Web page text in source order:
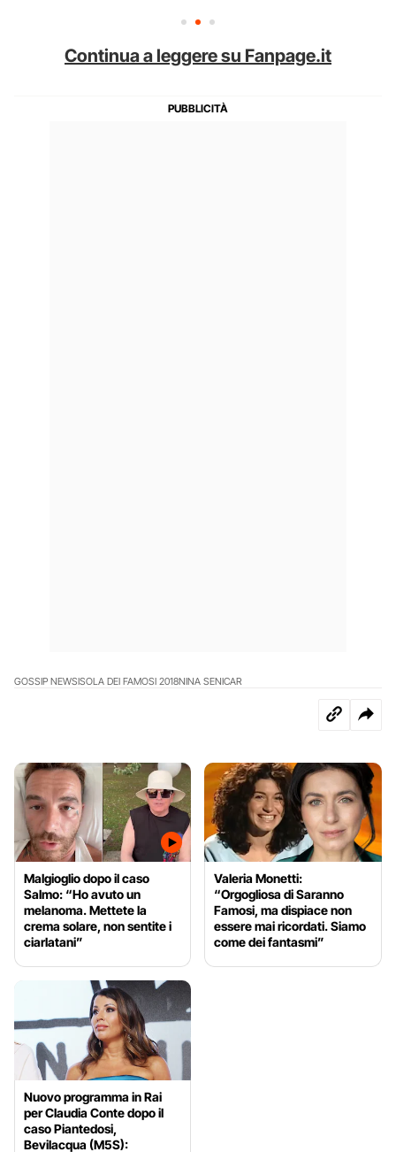
Continua a leggere su Fanpage.it
GOSSIP NEWSISOLA DEI FAMOSI 2018NINA SENICAR
Malgioglio dopo il caso
Salmo: “Ho avuto un
melanoma. Mettete la
crema solare, non sentite i
ciarlatani”
Valeria Monetti:
“Orgogliosa di Saranno
Famosi, ma dispiace non
essere mai ricordati. Siamo
come dei fantasmi”
Nuovo programma in Rai
per Claudia Conte dopo il
caso Piantedosi,
Bevilacqua (M5S):